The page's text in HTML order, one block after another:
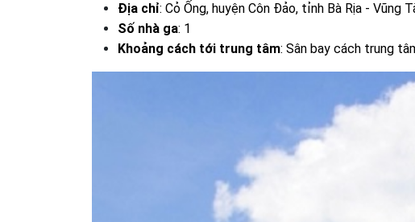
Địa chỉ: Cỏ Ống, huyện Côn Đảo, tỉnh Bà Rịa - Vũng
Số nhà ga: 1
Khoảng cách tới trung tâm: Sân bay cách trung